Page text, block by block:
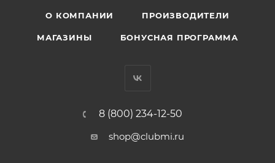
О КОМПАНИИ ПРОИЗВОДИТЕЛИ
МАГАЗИНЫ БОНУСНАЯ ПРОГРАММА
8 (800) 234-12-50
shop@clubmi.ru